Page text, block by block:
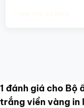
1 đánh giá cho Bộ
trắng viền vàng in